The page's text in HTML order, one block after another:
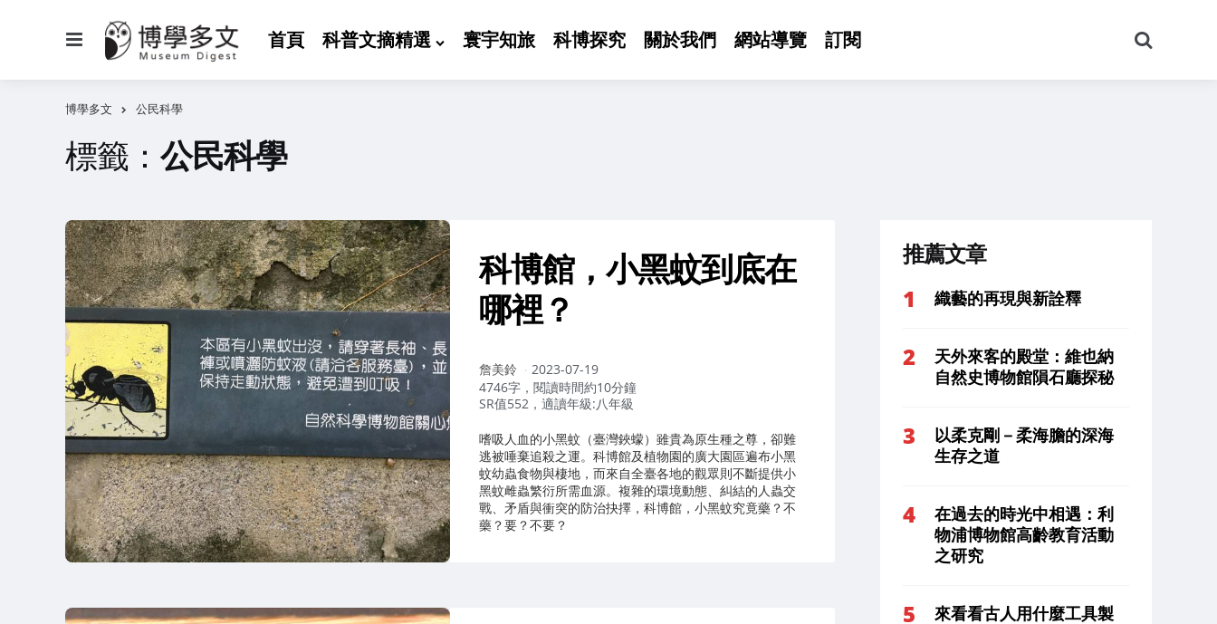
首頁 科普文摘精選 寰宇知旅 科博探究 關於我們 網站導覽 訂閱
尋
博學多文 公民科學
標籤： 公民科學
科博館，小黑蚊到底在
哪裡？
作
者：
詹美鈴
2023-07-19
4746字，閱讀時間約10分鐘
SR值552，適讀年級:八年級
嗜吸人血的小黑蚊（臺灣鋏蠓）雖貴為原生種之尊，卻難
逃被唾棄追殺之運。科博館及植物園的廣大園區遍布小黑
蚊幼蟲食物與棲地，而來自全臺各地的觀眾則不斷提供小
黑蚊雌蟲繁衍所需血源。複雜的環境動態、糾結的人蟲交
戰、矛盾與衝突的防治抉擇，科博館，小黑蚊究竟藥？不
藥？要？不要？
推薦文章
織藝的再現與新詮釋
天外來客的殿堂：維也納
自然史博物館隕石廳探秘
以柔克剛－柔海膽的深海
生存之道
在過去的時光中相遇：利
物浦博物館高齡教育活動
之研究
來看看古人用什麼工具製